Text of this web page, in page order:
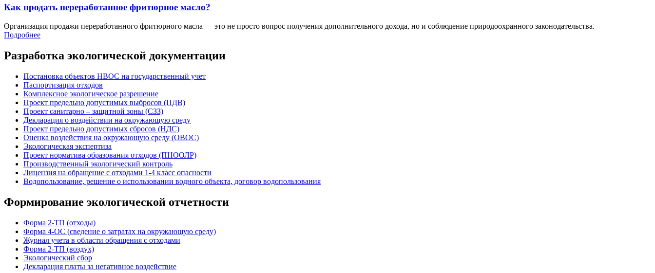
Как продать переработанное фритюрное масло?
Организация продажи переработанного фритюрного масла — это не просто вопрос получения дополнительного дохода, но и соблюдение природоохранного законодательства.
Подробнее
Разработка экологической документации
Постановка объектов НВОС на государственный учет
Паспортизация отходов
Комплексное экологическое разрешение
Проект предельно допустимых выбросов (ПДВ)
Проект санитарно – защитной зоны (СЗЗ)
Декларация о воздействии на окружающую среду
Проект предельно допустимых сбросов (НДС)
Оценка воздействия на окружающую среду (ОВОС)
Экологическая экспертиза
Проект норматива образования отходов (ПНООЛР)
Производственный экологический контроль
Лицензия на обращение с отходами 1-4 класс опасности
Водопользование, решение о использовании водного объекта, договор водопользования
Формирование экологической отчетности
Форма 2-ТП (отходы)
Форма 4-ОС (сведение о затратах на окружающую среду)
Журнал учета в области обращения с отходами
Форма 2-ТП (воздух)
Экологический сбор
Декларация платы за негативное воздействие